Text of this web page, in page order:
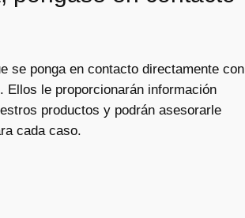
se ponga en contacto directamente con
Ellos le proporcionarán información
productos y podrán asesorarle
cada caso.